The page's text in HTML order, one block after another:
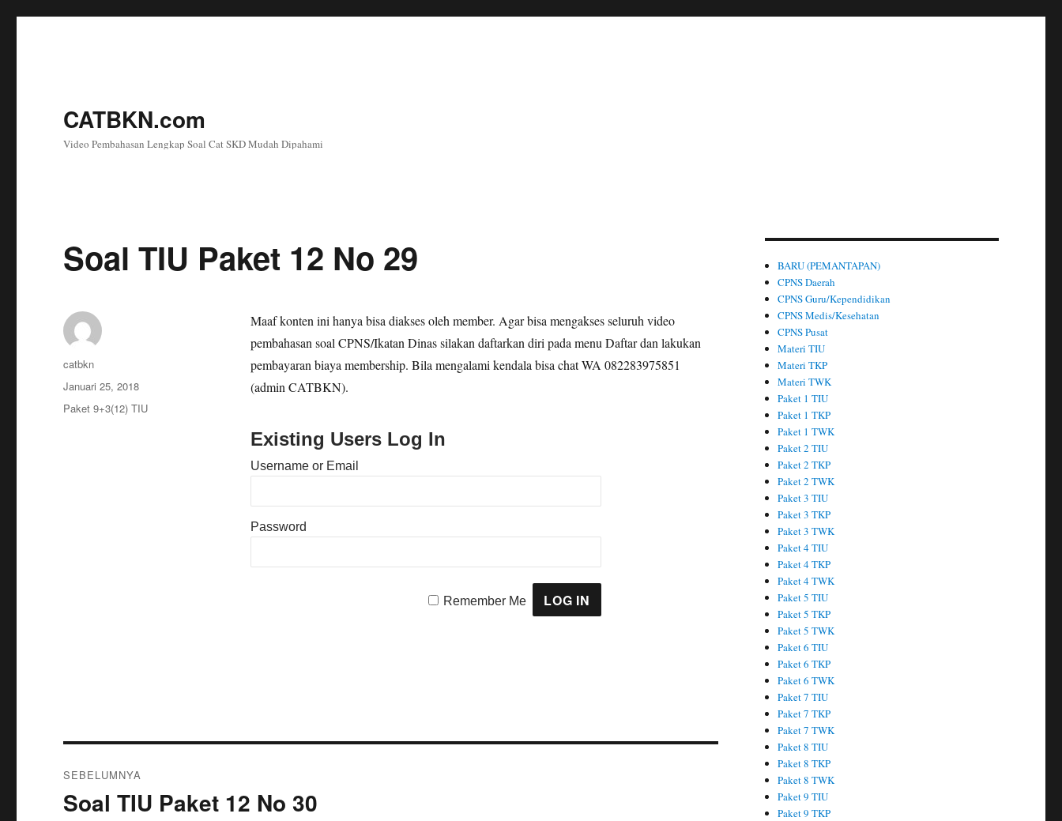
CATBKN.com
Video Pembahasan Lengkap Soal Cat SKD Mudah Dipahami
Soal TIU Paket 12 No 29
Maaf konten ini hanya bisa diakses oleh member. Agar bisa mengakses seluruh video
pembahasan soal CPNS/Ikatan Dinas silakan daftarkan diri pada menu Daftar dan lakukan
pembayaran biaya membership. Bila mengalami kendala bisa chat WA 082283975851
(admin CATBKN).
Existing Users Log In
Username or Email
Password
Remember Me
Penulis
catbkn
Diposkan
pada
Januari 25, 2018
Kategori
Paket 9+3(12) TIU
pos
SEBELUMNYA
Pos
Soal TIU Paket 12 No 30
BARU (PEMANTAPAN)
CPNS Daerah
CPNS Guru/Kependidikan
CPNS Medis/Kesehatan
CPNS Pusat
Materi TIU
Materi TKP
Materi TWK
Paket 1 TIU
Paket 1 TKP
Paket 1 TWK
Paket 2 TIU
Paket 2 TKP
Paket 2 TWK
Paket 3 TIU
Paket 3 TKP
Paket 3 TWK
Paket 4 TIU
Paket 4 TKP
Paket 4 TWK
Paket 5 TIU
Paket 5 TKP
Paket 5 TWK
Paket 6 TIU
Paket 6 TKP
Paket 6 TWK
Paket 7 TIU
Paket 7 TKP
Paket 7 TWK
Paket 8 TIU
Paket 8 TKP
Paket 8 TWK
Paket 9 TIU
Paket 9 TKP